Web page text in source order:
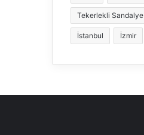
Tekerlekli Sandalye
İstanbul İzmir